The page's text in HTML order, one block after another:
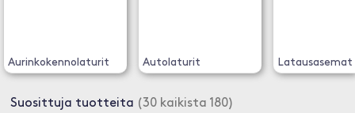
Aurinkokennolaturit Autolaturit Latausasemat
Suosittuja tuotteita (30 kaikista 180)